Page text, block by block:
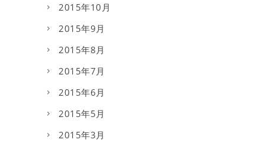
2015年10月
2015年9月
2015年8月
2015年7月
2015年6月
2015年5月
2015年3月